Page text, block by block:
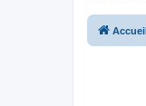
Accueil